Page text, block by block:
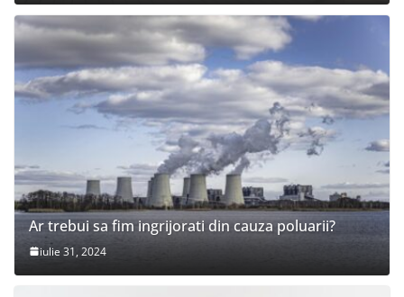
Ar trebui sa fim ingrijorati din cauza poluarii?
iulie 31, 2024